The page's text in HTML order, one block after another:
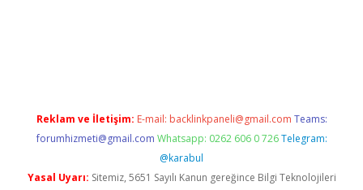
Reklam ve İletişim: E-mail: backlinkpaneli@gmail.com Teams:
forumhizmeti@gmail.com Whatsapp: 0262 606 0 726 Telegram:
@karabul
Yasal Uyarı: Sitemiz, 5651 Sayılı Kanun gereğince Bilgi Teknolojileri